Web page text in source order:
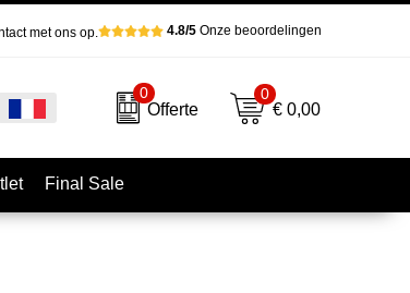
met ons op. 4.8/5Onze beoordelingen
0
Offerte
0
€ 0,00
Final Sale